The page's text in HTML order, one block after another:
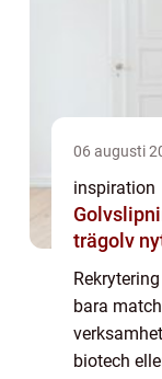
06 augusti
inspiration
trägolv
bara
biotech